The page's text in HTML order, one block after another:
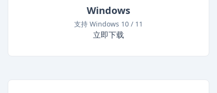
Windows
支持 Windows 10 / 11
立即下载